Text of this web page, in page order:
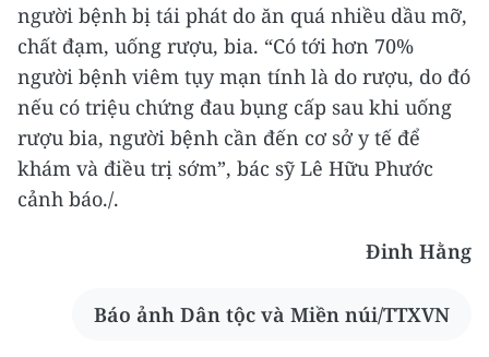
người bệnh bị tái phát do ăn quá nhiều dầu mỡ,
chất đạm, uống rượu, bia. “Có tới hơn 70%
người bệnh viêm tụy mạn tính là do rượu, do đó
nếu có triệu chứng đau bụng cấp sau khi uống
rượu bia, người bệnh cần đến cơ sở y tế để
khám và điều trị sớm”, bác sỹ Lê Hữu Phước
cảnh báo./.
Đinh Hằng
Báo ảnh Dân tộc và Miền núi/TTXVN